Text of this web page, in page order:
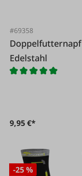
#69358
Doppelfutternapf
Edelstahl
9,95 €*
-25 %